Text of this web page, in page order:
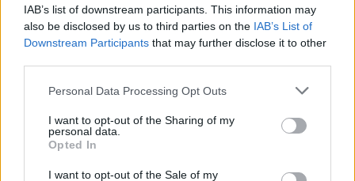
IAB’s list of downstream participants. This information may
also be disclosed by us to third parties on the IAB’s List of
Downstream Participants that may further disclose it to other
Please note that this website/app uses one or more Google
not limited to your visit or usage behaviour. You may click to
grant or deny consent to Google and its third-party tags to
use your data for below specified purposes in below Google
consent section.
Personal Data Processing Opt Outs
I want to opt-out of the Sharing of my
personal data.
Opted In
I want to opt-out of the Sale of my
Το τέλος στελεχών του ΣΚΑΪ: Το χρονικό ενός